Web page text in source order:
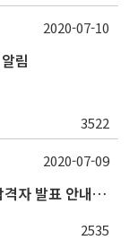
림
3522
2020-07-10
2020학년도 2학기 논문제출자격시험 합격자 발표 안내(7/10 오전)
2535
2020-07-09